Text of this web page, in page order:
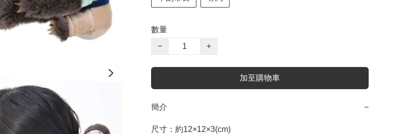
數量
−
+
加至購物車
簡介 −
尺寸：約12×12×3(cm)